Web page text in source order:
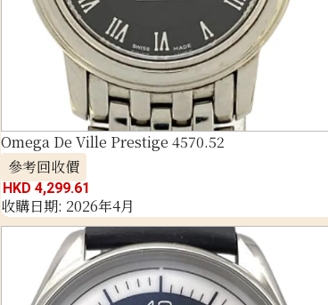
Omega De Ville Prestige 4570.52
參考回收價
HKD 4,299.61
收購日期: 2026年4月